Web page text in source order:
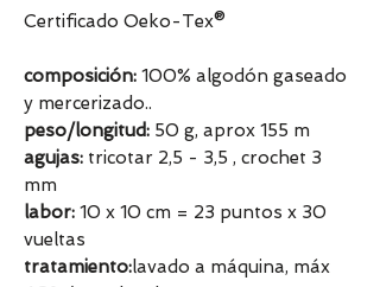
Certificado Oeko-Tex®
composición: 100% algodón gaseado
y mercerizado..
peso/longitud: 50 g, aprox 155 m
agujas: tricotar 2,5 - 3,5 , crochet 3
mm
labor: 10 x 10 cm = 23 puntos x 30
vueltas
tratamiento:lavado a máquina, máx